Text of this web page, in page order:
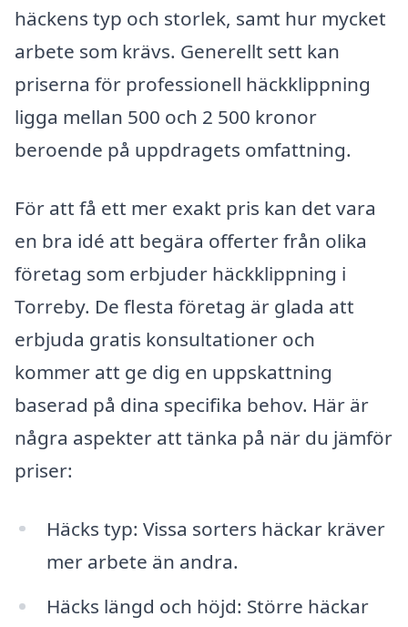
häckens typ och storlek, samt hur mycket
arbete som krävs. Generellt sett kan
priserna för professionell häckklippning
ligga mellan 500 och 2 500 kronor
beroende på uppdragets omfattning.
För att få ett mer exakt pris kan det vara
en bra idé att begära offerter från olika
företag som erbjuder häckklippning i
Torreby. De flesta företag är glada att
erbjuda gratis konsultationer och
kommer att ge dig en uppskattning
baserad på dina specifika behov. Här är
några aspekter att tänka på när du jämför
priser:
Häcks typ: Vissa sorters häckar kräver
mer arbete än andra.
Häcks längd och höjd: Större häckar